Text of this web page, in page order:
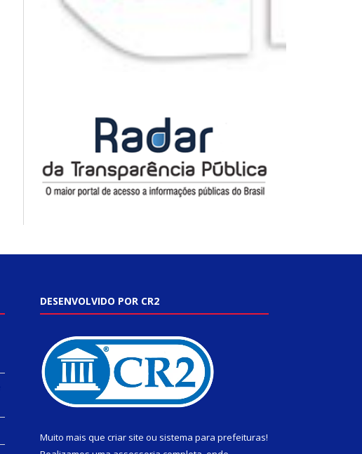
DESENVOLVIDO POR CR2
Muito mais que criar site ou sistema para prefeituras!